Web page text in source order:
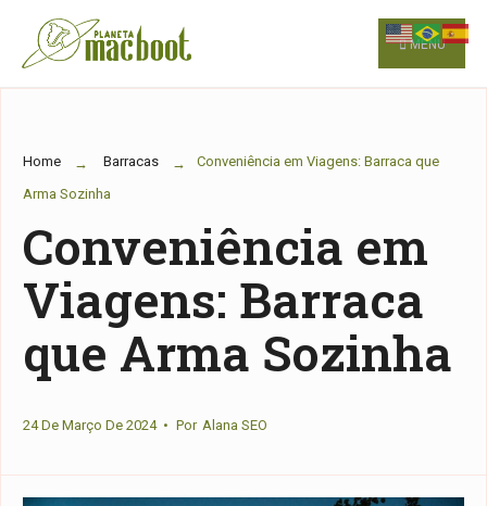
Skip
to
MENU
Home Barracas
Conveniência em Viagens: Barraca que
Arma Sozinha
Conveniência em
Viagens: Barraca
que Arma Sozinha
24 De Março De 2024 • Por Alana SEO